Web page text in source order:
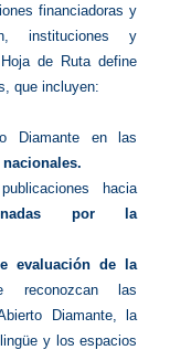
financiadoras y
instituciones y
de Ruta define
que incluyen:
Diamante en las
hacia
por la
evaluación de la
las
Diamante, la
y los espacios